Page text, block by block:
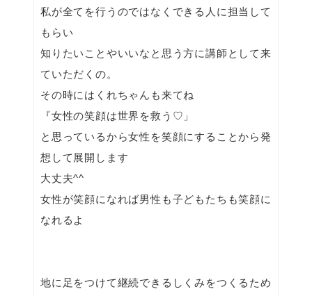
私が全てを行うのではなくできる人に担当して
もらい
知りたいことやいいなと思う方に講師として来
ていただくの。
その時にはくれちゃんも来てね
『女性の笑顔は世界を救う♡」
と思っているから女性を笑顔にすることから発
想して展開します
大丈夫^^
女性が笑顔になれば男性も子どもたちも笑顔に
なれるよ
地に足をつけて継続できるしくみをつくるため